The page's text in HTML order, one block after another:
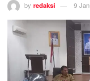
by redaksi 9